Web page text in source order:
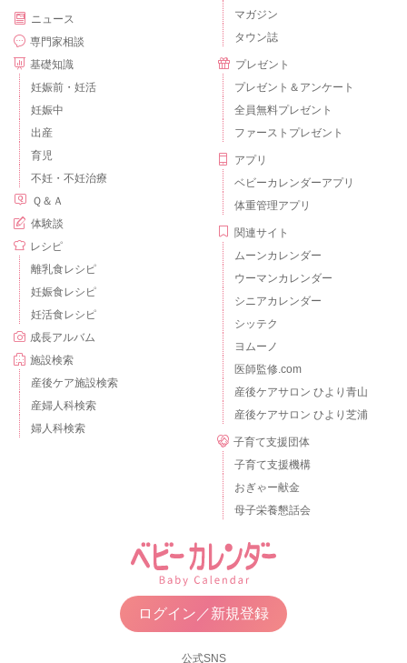
ニュース
専門家相談
基礎知識
妊娠前・妊活
妊娠中
出産
育児
不妊・不妊治療
Ｑ＆Ａ
体験談
レシピ
離乳食レシピ
妊娠食レシピ
妊活食レシピ
成長アルバム
施設検索
産後ケア施設検索
産婦人科検索
婦人科検索
マガジン
タウン誌
プレゼント
プレゼント＆アンケート
全員無料プレゼント
ファーストプレゼント
アプリ
ベビーカレンダーアプリ
体重管理アプリ
関連サイト
ムーンカレンダー
ウーマンカレンダー
シニアカレンダー
シッテク
ヨムーノ
医師監修.com
産後ケアサロン ひより青山
産後ケアサロン ひより芝浦
子育て支援団体
子育て支援機構
おぎゃー献金
母子栄養懇話会
ログイン／新規登録
公式SNS